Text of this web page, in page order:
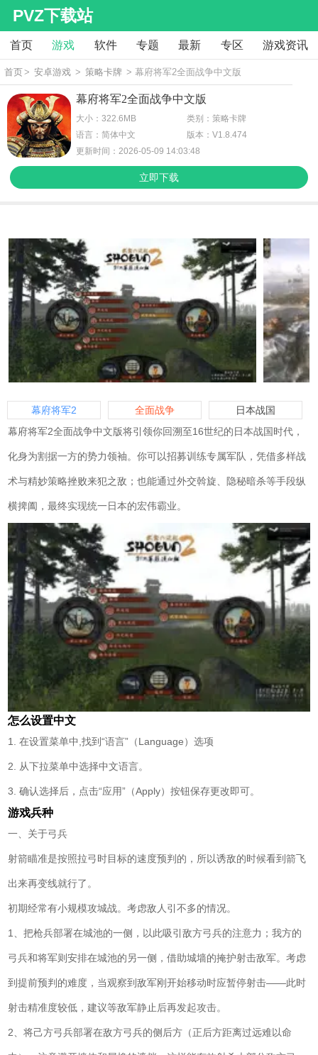
PVZ下载站
首页 游戏 软件 专题 最新 专区 游戏资讯
首页> 安卓游戏 > 策略卡牌 > 幕府将军2全面战争中文版
幕府将军2全面战争中文版
大小：322.6MB
类别：策略卡牌
语言：简体中文
版本：V1.8.474
更新时间：2026-05-09 14:03:48
立即下载
幕府将军2 全面战争
日本战国
幕府将军2全面战争中文版将引领你回溯至16世纪的日本战国时代，
化身为割据一方的势力领袖。你可以招募训练专属军队，凭借多样战
术与精妙策略挫败来犯之敌；也能通过外交斡旋、隐秘暗杀等手段纵
横捭阖，最终实现统一日本的宏伟霸业。
怎么设置中文
1. 在设置菜单中,找到“语言”（Language）选项
2. 从下拉菜单中选择中文语言。
3. 确认选择后，点击“应用”（Apply）按钮保存更改即可。
游戏兵种
一、关于弓兵
射箭瞄准是按照拉弓时目标的速度预判的，所以诱敌的时候看到箭飞
出来再变线就行了。
初期经常有小规模攻城战。考虑敌人引不多的情况。
1、把枪兵部署在城池的一侧，以此吸引敌方弓兵的注意力；我方的
弓兵和将军则安排在城池的另一侧，借助城墙的掩护射击敌军。考虑
到提前预判的难度，当观察到敌军刚开始移动时应暂停射击——此时
射击精准度较低，建议等敌军静止后再发起攻击。
2、将己方弓兵部署在敌方弓兵的侧后方（正后方距离过远难以命